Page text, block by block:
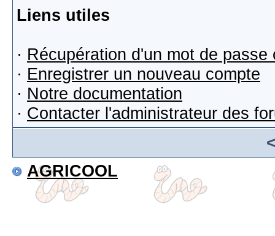
Liens utiles
· Récupération d'un mot de passe
· Enregistrer un nouveau compte
· Notre documentation
· Contacter l'administrateur des
AGRICOOL